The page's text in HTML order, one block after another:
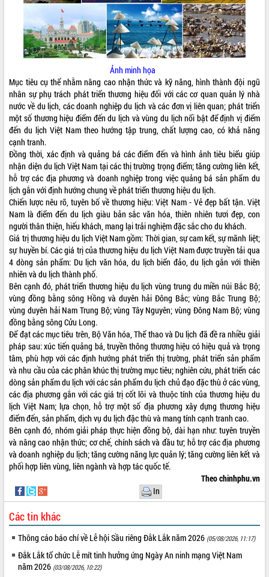
ĐIỂM TIN VĂN BẢN
QUY HOẠCH - KẾ HOẠCH
VIDEO
Không có file video nào để phát.
ALBUM ẢNH
LIÊN KẾT WEB
THỐNG KÊ TRUY CẬP
Hôm nay: 1667
Tất cả: 66046990
Ảnh minh họa
Mục tiêu cụ thể nhằm nâng cao nhận thức và kỹ năng, hình thành đội ngũ
nhân sự phụ trách phát triển thương hiệu đối với các cơ quan quản lý nhà
nước về du lịch, các doanh nghiệp du lịch và các đơn vị liên quan; phát triển
một số thương hiệu điểm đến du lịch và vùng du lịch nổi bật để định vị điểm
đến du lịch Việt Nam theo hướng tập trung, chất lượng cao, có khả năng
cạnh tranh.
Đồng thời, xác định và quảng bá các điểm đến và hình ảnh tiêu biểu giúp
nhận diện du lịch Việt Nam tại các thị trường trọng điểm; tăng cường liên kết,
hỗ trợ các địa phương và doanh nghiệp trong việc quảng bá sản phẩm du
lịch gắn với định hướng chung về phát triển thương hiệu du lịch.
Chiến lược nêu rõ, tuyên bố về thương hiệu: Việt Nam - Vẻ đẹp bất tận. Việt
Nam là điểm đến du lịch giàu bản sắc văn hóa, thiên nhiên tươi đẹp, con
người thân thiện, hiếu khách, mang lại trải nghiệm đặc sắc cho du khách.
Giá trị thương hiệu du lịch Việt Nam gồm: Thời gian, sự cam kết, sự mãnh liệt;
sự huyền bí. Các giá trị của thương hiệu du lịch Việt Nam được truyền tải qua
4 dòng sản phẩm: Du lịch văn hóa, du lịch biển đảo, du lịch gắn với thiên
nhiên và du lịch thành phố.
Bên cạnh đó, phát triển thương hiệu du lịch vùng trung du miền núi Bắc Bộ;
vùng đồng bằng sông Hồng và duyên hải Đông Bắc; vùng Bắc Trung Bộ;
vùng duyên hải Nam Trung Bộ; vùng Tây Nguyên; vùng Đông Nam Bộ; vùng
đồng bằng sông Cửu Long.
Để đạt các mục tiêu trên, Bộ Văn hóa, Thể thao và Du lịch đã đề ra nhiều giải
pháp sau: xúc tiến quảng bá, truyền thông thương hiệu có hiệu quả và trọng
tâm, phù hợp với các định hướng phát triển thị trường, phát triển sản phẩm
và nhu cầu của các phân khúc thị trường mục tiêu; nghiên cứu, phát triển các
dòng sản phẩm du lịch với các sản phẩm du lịch chủ đạo đặc thù ở các vùng,
các địa phương gắn với các giá trị cốt lõi và thuộc tính của thương hiệu du
lịch Việt Nam; lựa chọn, hỗ trợ một số địa phương xây dựng thương hiệu
điểm đến, sản phẩm, dịch vụ du lịch đặc thù và mang tính cạnh tranh cao.
Bên cạnh đó, nhóm giải pháp thực hiện đồng bộ, dài hạn như: tuyên truyền
và nâng cao nhận thức; cơ chế, chính sách và đầu tư; hỗ trợ các địa phương
và doanh nghiệp du lịch; tăng cường năng lực quản lý; tăng cường liên kết và
phối hợp liên vùng, liên ngành và hợp tác quốc tế.
Theo chinhphu.vn
In
Các tin khác
Thông cáo báo chí về Lễ hội Sầu riêng Đắk Lắk năm 2026 (05/08/2026, 11:17)
Đắk Lắk tổ chức Lễ mít tinh hưởng ứng Ngày An ninh mạng Việt Nam
năm 2026 (03/08/2026, 10:22)